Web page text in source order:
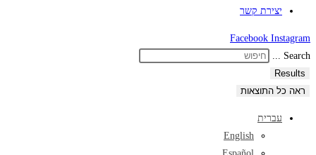
יצירת קשר
Facebook Instagram
Search ...
Results
ראה כל התוצאות
עברית
English